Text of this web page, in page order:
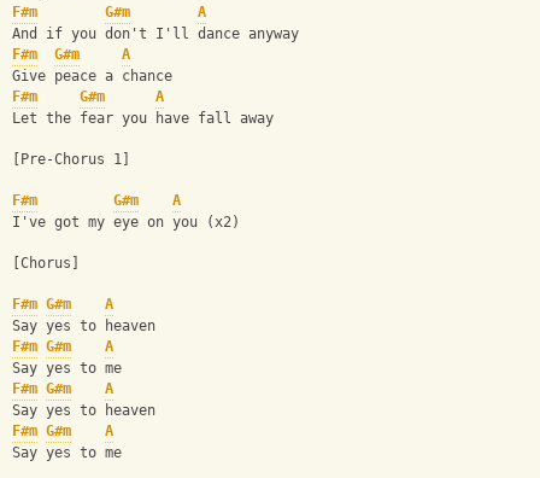
F#m
G#m
A
And if you don't I'll dance anyway
F#m
G#m
A
Give peace a chance
F#m
G#m
A
Let the fear you have fall away
[Pre-Chorus 1]
F#m G#m
A
I've got my eye on you (x2)
[Chorus]
F#m G#m
A
Say yes to heaven
F#m G#m
A
Say yes to me
F#m G#m
A
Say yes to heaven
F#m G#m
A
Say yes to me